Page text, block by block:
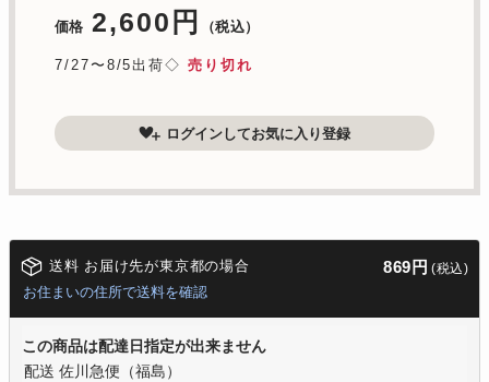
価格 2,600円 （税込）
7/27〜8/5出荷◇ 売り切れ
ログインしてお気に入り登録
送料 お届け先が東京都の場合 869円 (税込)
お住まいの住所で送料を確認
この商品は配達日指定が出来ません
配送 佐川急便（福島）